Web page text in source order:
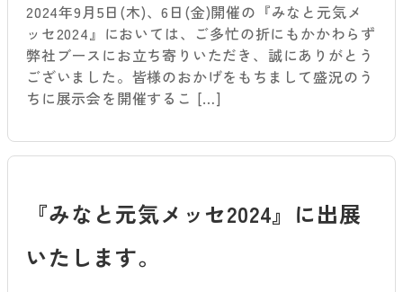
2024年9月5日(木)、6日(金)開催の『みなと元気メ
ッセ2024』においては、ご多忙の折にもかかわらず
弊社ブースにお立ち寄りいただき、誠にありがとう
ございました。皆様のおかげをもちまして盛況のう
ちに展示会を開催するこ […]
『みなと元気メッセ2024』に出展
いたします。